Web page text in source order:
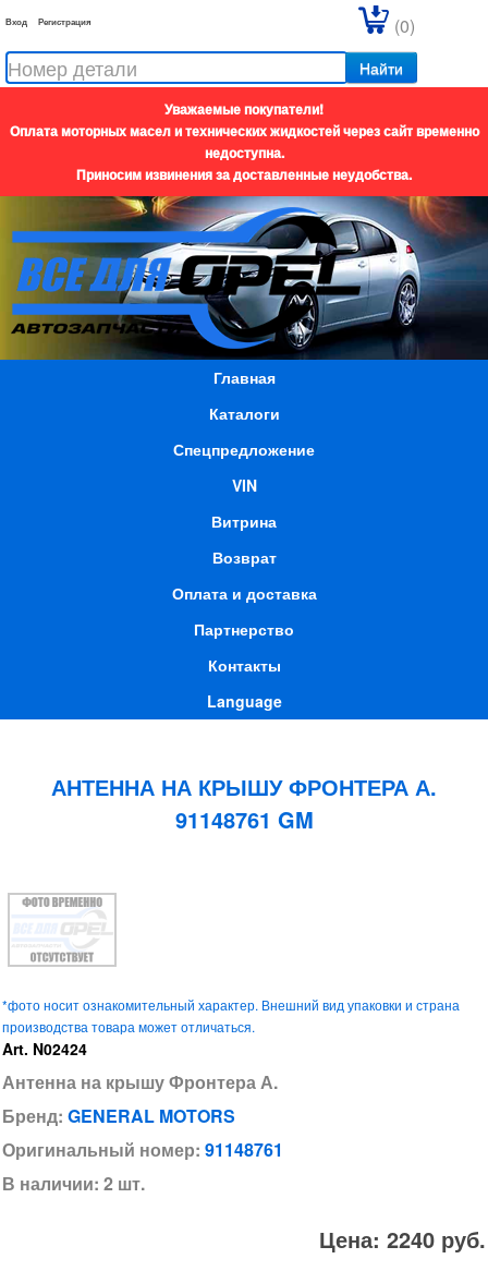
Вход Регистрация
Найти
(0)
Уважаемые покупатели!
Оплата моторных масел и технических жидкостей через сайт временно
недоступна.
Приносим извинения за доставленные неудобства.
Главная
Каталоги
Спецпредложение
VIN
Витрина
Возврат
Оплата и доставка
Партнерство
Контакты
Language
АНТЕННА НА КРЫШУ ФРОНТЕРА А.
91148761 GM
*фото носит ознакомительный характер. Внешний вид упаковки и страна
производства товара может отличаться.
Art. N02424
Антенна на крышу Фронтера А.
Бренд: GENERAL MOTORS
Оригинальный номер: 91148761
В наличии: 2 шт.
Цена: 2240 руб.